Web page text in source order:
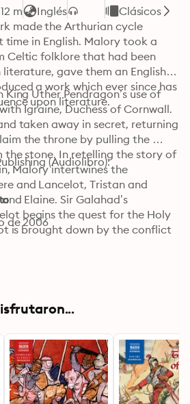
m Inglés
Clásicos
made the Arthurian cycle
in English. Malory took a
Celtic folklore that had been
gave them an English
a work which ever since has
upon literature.
Uther Pendragon’s use of
Igraine, Duchess of Cornwall.
taken away in secret, returning
the throne by pulling the
the stone. In retelling the story of
Malory intertwines the
and Lancelot, Tristan and
Elaine. Sir Galahad’s
begins the quest for the Holy
is brought down by the conflict
his natural son, Mordred.
(Audiolibro):
de 2006